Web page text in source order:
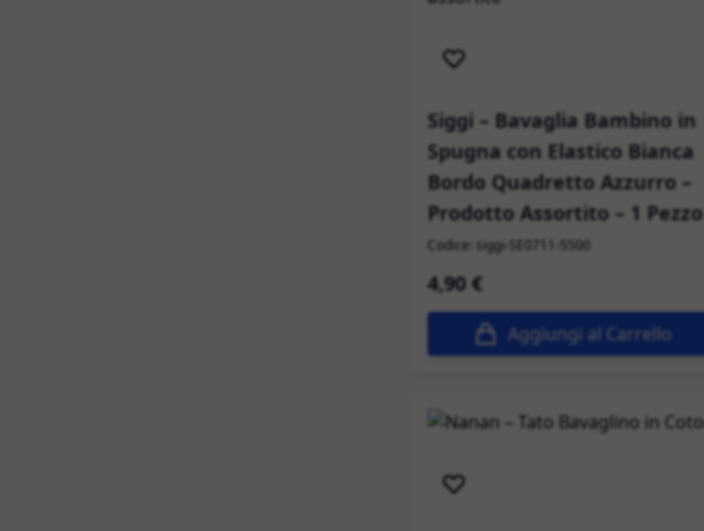
Siggi – Bavaglia Bambino in
Spugna con Elastico Bianca
Bordo Quadretto Azzurro –
Prodotto Assortito – 1 Pezzo
Codice: siggi-SE0711-5500
4,90 €
Aggiungi al Carrello